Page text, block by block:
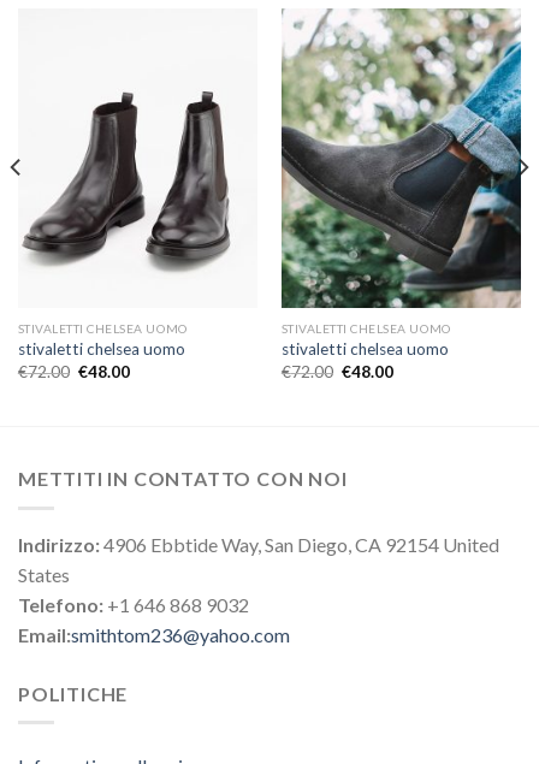
STIVALETTI CHELSEA UOMO
stivaletti chelsea uomo
€72.00 €48.00
STIVALETTI CHELSEA UOMO
stivaletti chelsea uomo
€72.00 €48.00
METTITI IN CONTATTO CON NOI
Indirizzo:4906 Ebbtide Way, San Diego, CA 92154 United
States
Telefono: +1 646 868 9032
Email:smithtom236@yahoo.com
POLITICHE